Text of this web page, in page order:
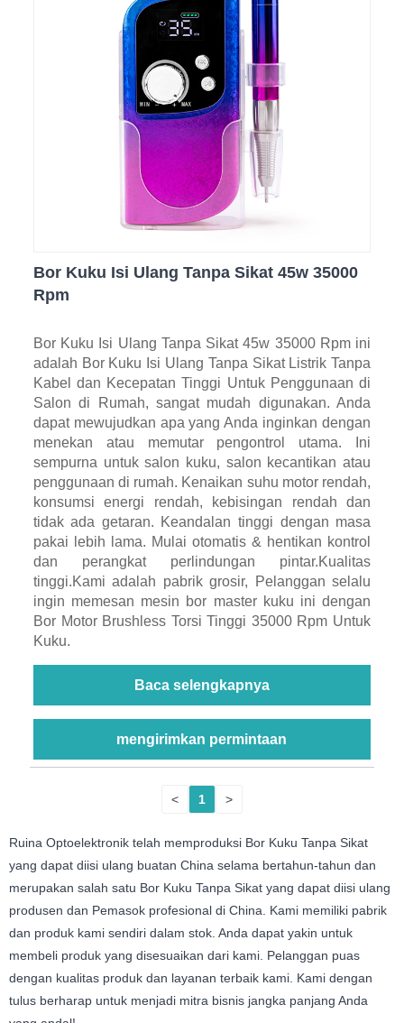
Bor Kuku Isi Ulang Tanpa Sikat 45w 35000
Rpm
Bor Kuku Isi Ulang Tanpa Sikat 45w 35000 Rpm ini
adalah Bor Kuku Isi Ulang Tanpa Sikat Listrik Tanpa
Kabel dan Kecepatan Tinggi Untuk Penggunaan di
Salon di Rumah, sangat mudah digunakan. Anda
dapat mewujudkan apa yang Anda inginkan dengan
menekan atau memutar pengontrol utama. Ini
sempurna untuk salon kuku, salon kecantikan atau
penggunaan di rumah. Kenaikan suhu motor rendah,
konsumsi energi rendah, kebisingan rendah dan
tidak ada getaran. Keandalan tinggi dengan masa
pakai lebih lama. Mulai otomatis & hentikan kontrol
dan perangkat perlindungan pintar.Kualitas
tinggi.Kami adalah pabrik grosir, Pelanggan selalu
ingin memesan mesin bor master kuku ini dengan
Bor Motor Brushless Torsi Tinggi 35000 Rpm Untuk
Kuku.
Baca selengkapnya
mengirimkan permintaan
< 1 >
Ruina Optoelektronik telah memproduksi Bor Kuku Tanpa Sikat
yang dapat diisi ulang buatan China selama bertahun-tahun dan
merupakan salah satu Bor Kuku Tanpa Sikat yang dapat diisi ulang
produsen dan Pemasok profesional di China. Kami memiliki pabrik
dan produk kami sendiri dalam stok. Anda dapat yakin untuk
membeli produk yang disesuaikan dari kami. Pelanggan puas
dengan kualitas produk dan layanan terbaik kami. Kami dengan
tulus berharap untuk menjadi mitra bisnis jangka panjang Anda